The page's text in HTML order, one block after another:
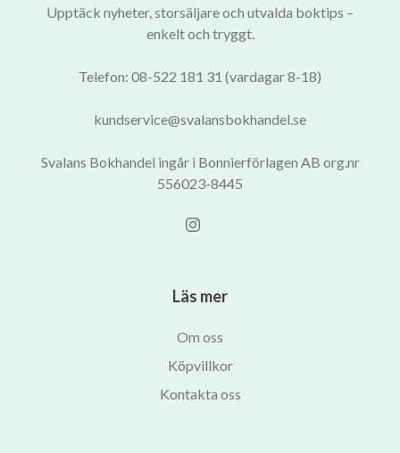
Upptäck nyheter, storsäljare och utvalda boktips –
enkelt och tryggt.
Telefon: 08-522 181 31 (vardagar 8-18)
kundservice@svalansbokhandel.se
Svalans Bokhandel ingår i Bonnierförlagen AB org.nr
556023-8445
Läs mer
Om oss
Köpvillkor
Kontakta oss